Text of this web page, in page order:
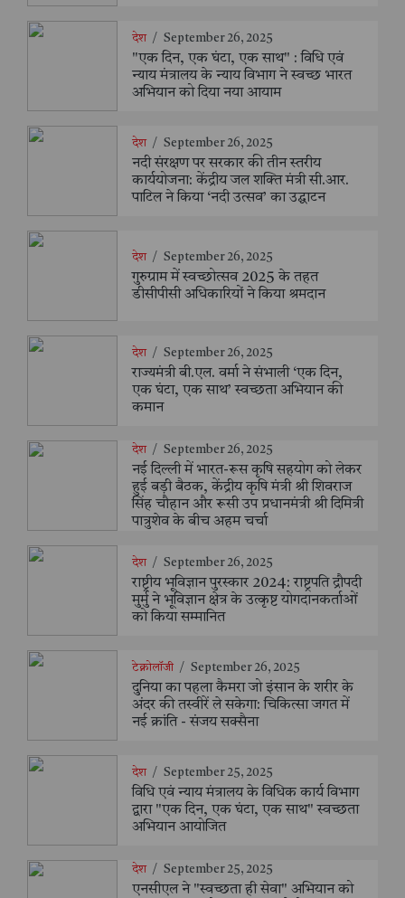
देश / September 26, 2025
"एक दिन, एक घंटा, एक साथ" : विधि एवं
न्याय मंत्रालय के न्याय विभाग ने स्वच्छ भारत
अभियान को दिया नया आयाम
देश / September 26, 2025
नदी संरक्षण पर सरकार की तीन स्तरीय
कार्ययोजना: केंद्रीय जल शक्ति मंत्री सी.आर.
पाटिल ने किया ‘नदी उत्सव’ का उद्घाटन
देश / September 26, 2025
गुरुग्राम में स्वच्छोत्सव 2025 के तहत
डीसीपीसी अधिकारियों ने किया श्रमदान
देश / September 26, 2025
राज्यमंत्री बी.एल. वर्मा ने संभाली ‘एक दिन,
एक घंटा, एक साथ’ स्वच्छता अभियान की
कमान
देश / September 26, 2025
नई दिल्ली में भारत-रूस कृषि सहयोग को लेकर
हुई बड़ी बैठक, केंद्रीय कृषि मंत्री श्री शिवराज
सिंह चौहान और रूसी उप प्रधानमंत्री श्री दिमित्री
पात्रुशेव के बीच अहम चर्चा
देश / September 26, 2025
राष्ट्रीय भूविज्ञान पुरस्कार 2024: राष्ट्रपति द्रौपदी
मुर्मु ने भूविज्ञान क्षेत्र के उत्कृष्ट योगदानकर्ताओं
को किया सम्मानित
टेक्नोलॉजी / September 26, 2025
दुनिया का पहला कैमरा जो इंसान के शरीर के
अंदर की तस्वीरें ले सकेगा: चिकित्सा जगत में
नई क्रांति - संजय सक्सैना
देश / September 25, 2025
विधि एवं न्याय मंत्रालय के विधिक कार्य विभाग
द्वारा "एक दिन, एक घंटा, एक साथ" स्वच्छता
अभियान आयोजित
देश / September 25, 2025
एनसीएल ने "स्वच्छता ही सेवा" अभियान को